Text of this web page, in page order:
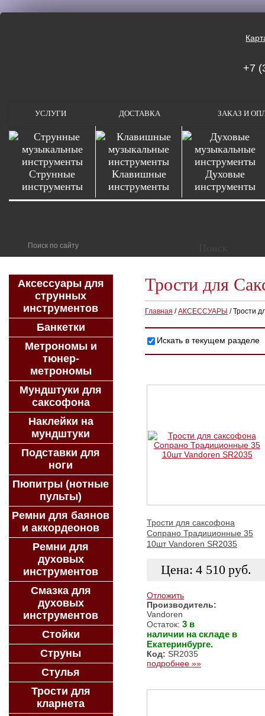
+7
УСЛУГИ ДОСТАВКА ЗАКАЗ И
Струнные
инструменты
Клавишные
инструменты
Духовые
инструменты
Трости для
Главная /АКСЕССУАРЫ /Трости
Искать в текущем разделе
Трости для саксофона
Сопрано Традиционные 35
10шт Vandoren SR2035
Цена: 4 510 руб.
Отложить
Производитель:
Vandoren
Остаток: 3 в
наличии на складе в
Екатеринбурге.
Код: SR2035
подробнее »»
Аксессуары для
струнных
инструментов
Банкетки
Метрономы и
тюнер-
метрономы
Мундштуки для
саксофона
Наклейки на
мундштуки
Подставки для
ноги
Пюпитры (нотные
пульты)
Ремни для баянов
и аккордеонов
Ремни для
духовых
инструментов
Смазка для
духовых
инструментов
Стойки
Струны
Стулья
Трости для
кларнета